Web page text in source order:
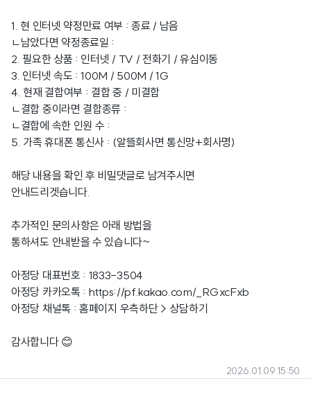
1. 현 인터넷 약정만료 여부 : 종료 / 남음
ㄴ남았다면 약정종료일 :
2. 필요한 상품 : 인터넷 / TV / 전화기 / 유심이동
3. 인터넷 속도 : 100M / 500M / 1G
4. 현재 결합여부 : 결합 중 / 미결합
ㄴ결합 중이라면 결합종류 :
ㄴ결합에 속한 인원 수 :
5. 가족 휴대폰 통신사 : (알뜰회사면 통신망+회사명)
해당 내용을 확인 후 비밀댓글로 남겨주시면
안내드리겟습니다.
추가적인 문의사항은 아래 방법을
통하셔도 안내받을 수 있습니다~
아정당 대표번호 : 1833-3504
아정당 카카오톡 : https://pf.kakao.com/_RGxcFxb
아정당 채널톡 : 홈페이지 우측하단 > 상담하기
감사합니다 😊
2026.01.09 15:50